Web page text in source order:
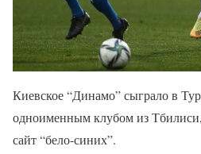
Киевское “Динамо” сыграло в
одноименным клубом из
сайт “бело-синих”.